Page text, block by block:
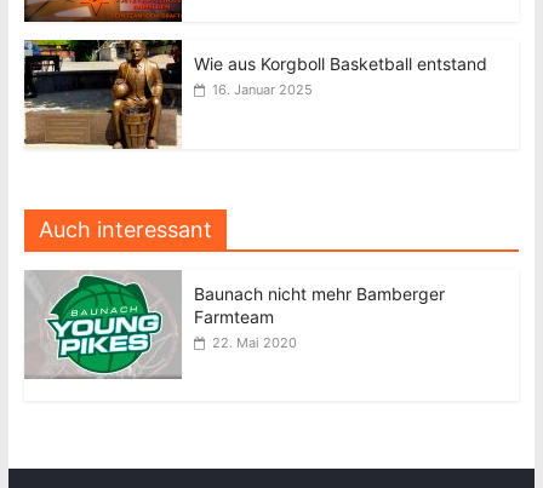
Wie aus Korgboll Basketball entstand
16. Januar 2025
Auch interessant
Baunach nicht mehr Bamberger
Farmteam
22. Mai 2020